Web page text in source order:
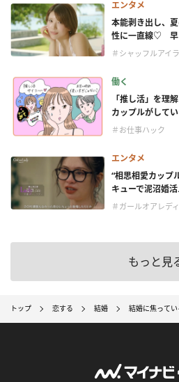
エンタメ
本能剥き出し、
性に一直線♡ 早
＃シャッフルアイ
働く
「推し活」を理
カップルがして
＃お仕事ハック
エンタメ
“相思相愛カップ
キューで泥沼婚活
＃ガールオアレデ
もっと見
トップ 恋する 結婚 結婚に焦って